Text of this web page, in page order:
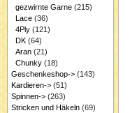
gezwirnte Garne(215)
Lace(36)
4Ply(121)
DK(64)
Aran(21)
Chunky(18)
Geschenkeshop->(143)
Kardieren->(51)
Spinnen->(263)
Stricken und Häkeln(69)